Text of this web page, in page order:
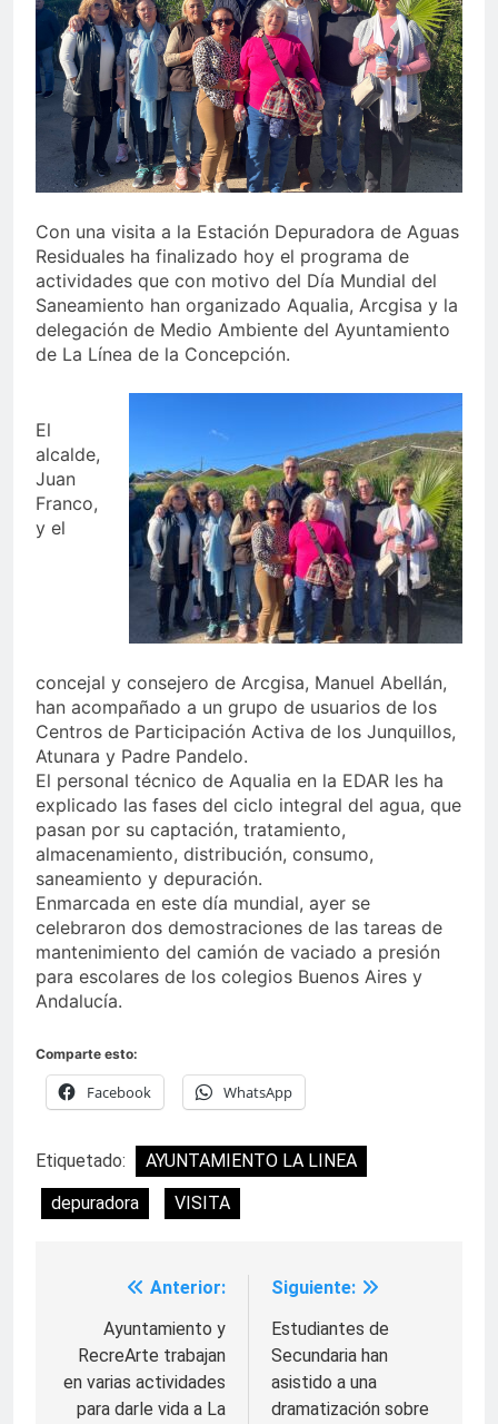
echa el cierre con éxito
rotundo
2 Semanas Atrás
La Mancomunidad y el
Banco de Alimentos del
Campo de Gibraltar renuevan
su convenio de colaboración
2 Semanas Atrás
Tráfico especial para
despedir la feria. Ojo si vas
a Santa Bárbara
2 Semanas Atrás
lo alto: Antonio José,
fuegos artificiales y música
hasta el amanecer
2 Semanas Atrás
Con una visita a la Estación Depuradora de Aguas
Residuales ha finalizado hoy el programa de
actividades que con motivo del Día Mundial del
Saneamiento han organizado Aqualia, Arcgisa y la
delegación de Medio Ambiente del Ayuntamiento
de La Línea de la Concepción.
El
alcalde,
Juan
Franco,
y el
concejal y consejero de Arcgisa, Manuel Abellán,
han acompañado a un grupo de usuarios de los
Centros de Participación Activa de los Junquillos,
Atunara y Padre Pandelo.
El personal técnico de Aqualia en la EDAR les ha
explicado las fases del ciclo integral del agua, que
pasan por su captación, tratamiento,
almacenamiento, distribución, consumo,
saneamiento y depuración.
Enmarcada en este día mundial, ayer se
celebraron dos demostraciones de las tareas de
mantenimiento del camión de vaciado a presión
para escolares de los colegios Buenos Aires y
Andalucía.
Comparte esto:
Facebook WhatsApp
Etiquetado:
AYUNTAMIENTO LA LINEA
depuradora
VISITA
Navegación
entradas
Anterior:
Ayuntamiento y
RecreArte trabajan
en varias actividades
para darle vida a La
Siguiente:
Estudiantes de
Secundaria han
asistido a una
dramatización sobre